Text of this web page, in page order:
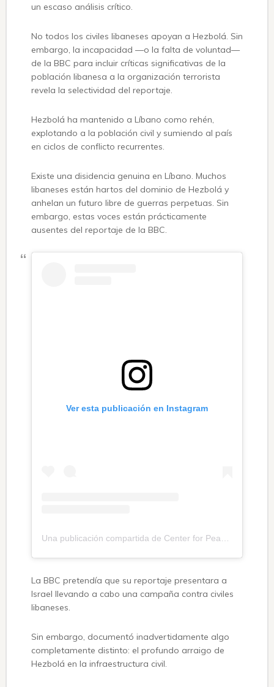
un escaso análisis crítico.
No todos los civiles libaneses apoyan a Hezbolá. Sin
embargo, la incapacidad —o la falta de voluntad—
de la BBC para incluir críticas significativas de la
población libanesa a la organización terrorista
revela la selectividad del reportaje.
Hezbolá ha mantenido a Líbano como rehén,
explotando a la población civil y sumiendo al país
en ciclos de conflicto recurrentes.
Existe una disidencia genuina en Líbano. Muchos
libaneses están hartos del dominio de Hezbolá y
anhelan un futuro libre de guerras perpetuas. Sin
embargo, estas voces están prácticamente
ausentes del reportaje de la BBC.
Ver esta publicación en Instagram
La BBC pretendía que su reportaje presentara a
Israel llevando a cabo una campaña contra civiles
libaneses.
Sin embargo, documentó inadvertidamente algo
completamente distinto: el profundo arraigo de
Hezbolá en la infraestructura civil.